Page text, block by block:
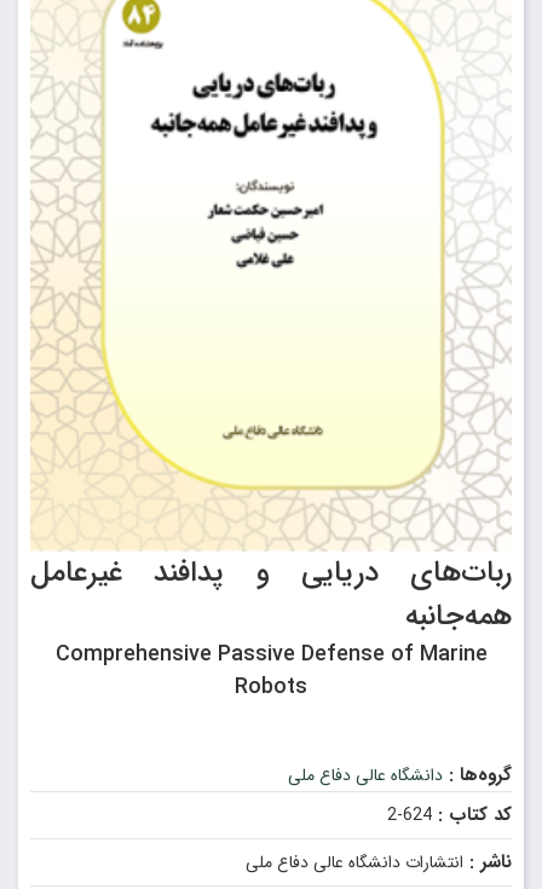
ربات‌های دریایی و پدافند غیرعامل
همه‌جانبه
Comprehensive Passive Defense of Marine
Robots
گروه‌ها : دانشگاه عالی دفاع ملی
کد کتاب : 624-2
ناشر : انتشارات دانشگاه عالی دفاع ملی